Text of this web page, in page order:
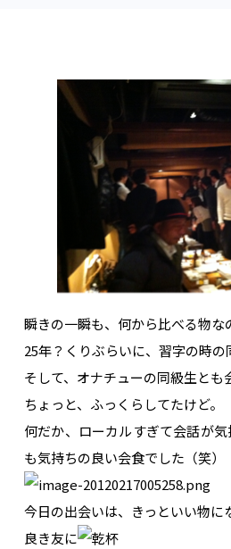
瞬きの一瞬も、何から比べる物な
25年？くりぶらいに、習字の時の
そして、オナチューの同級生とも
ちょっと、ふっくらしてたけど。
何だか、ローカルすぎて会話が
も気持ちの良い会食でした（笑）
今日の出会いは、きっといい物に
良き友に